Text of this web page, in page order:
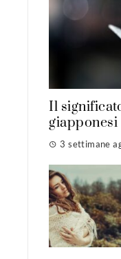
Il
giapponesi
3 settimane